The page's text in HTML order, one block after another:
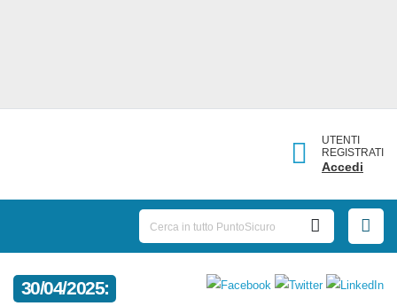
UTENTI
REGISTRATI
Accedi
30/04/2025: